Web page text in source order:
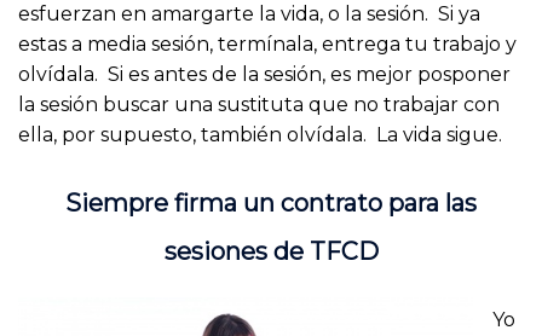
esfuerzan en amargarte la vida, o la sesión. Si ya
estas a media sesión, termínala, entrega tu trabajo y
olvídala. Si es antes de la sesión, es mejor posponer
la sesión buscar una sustituta que no trabajar con
ella, por supuesto, también olvídala. La vida sigue.
Siempre firma un contrato para las
sesiones de TFCD
Yo